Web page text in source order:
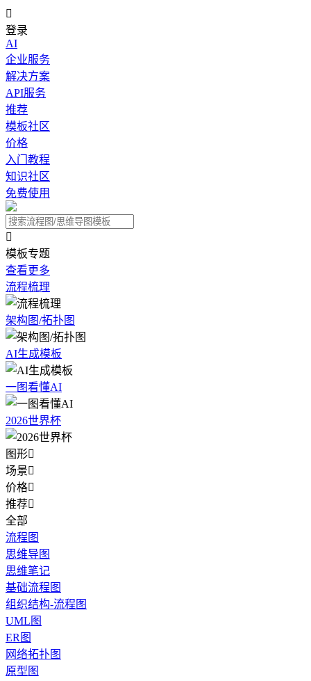

登录
AI
企业服务
解决方案
API服务
推荐
模板社区
价格
入门教程
知识社区
免费使用

模板专题
查看更多
流程梳理
架构图/拓扑图
AI生成模板
一图看懂AI
2026世界杯
图形
场景
价格
推荐
全部
流程图
思维导图
思维笔记
基础流程图
组织结构-流程图
UML图
ER图
网络拓扑图
原型图